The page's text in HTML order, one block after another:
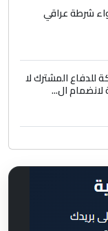
شرطة عراقي
للدفاع المشترك لا
ال...